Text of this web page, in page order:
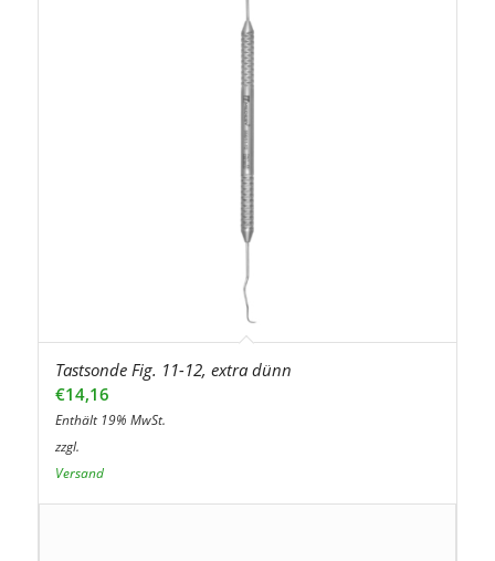
Tastsonde Fig. 11-12, extra dünn
€14,16
Enthält 19% MwSt.
zzgl.
Versand